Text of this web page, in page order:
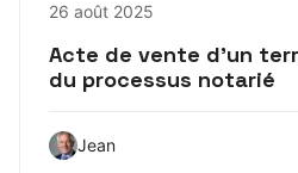
26 août 2025
Acte de vente d’un
du processus notarié
Jean